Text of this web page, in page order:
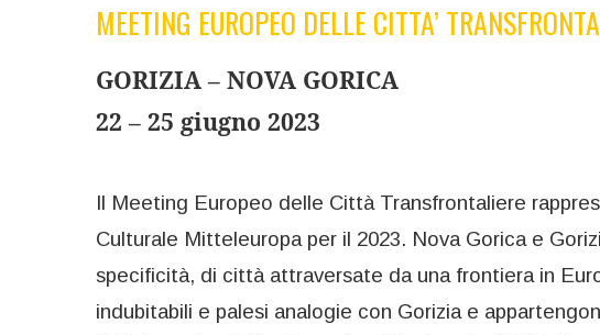
MEETING EUROPEO DELLE CITTA’
GORIZIA – NOVA GORICA
22 – 25 giugno 2023
Il Meeting Europeo delle Città Transfrontaliere
Culturale Mitteleuropa per il 2023. Nova Gorica e
specificità, di città attraversate da una frontiera in
indubitabili e palesi analogie con Gorizia e